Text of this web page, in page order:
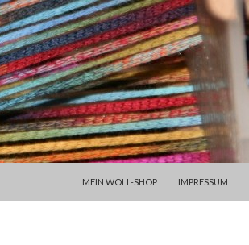
MEIN WOLL-SHOP
IMPRESSUM